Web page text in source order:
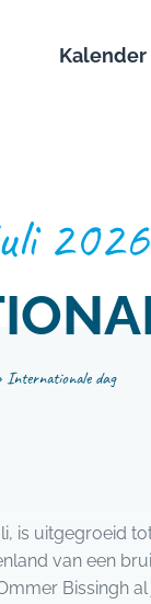
Kalender
2026
Internationale dag
is uitgegroeid
van een
Bissingh